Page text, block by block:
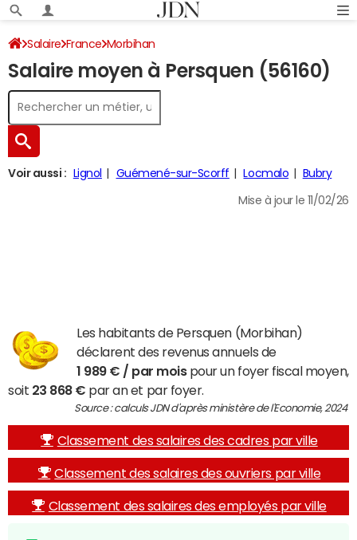
Salaire France Morbihan
Salaire moyen à Persquen (56160)
Voir aussi : Lignol Guémené-sur-Scorff Locmalo Bubry
Mise à jour le 11/02/26
Les habitants de Persquen (Morbihan)
déclarent des revenus annuels de
1 989 € / par moispour un foyer fiscal moyen,
soit 23 868 € par an et par foyer.
Source : calculs JDN d'après ministère de l'Economie, 2024
Classement des salaires des cadres par ville
Classement des salaires des ouvriers par ville
Classement des salaires des employés par ville